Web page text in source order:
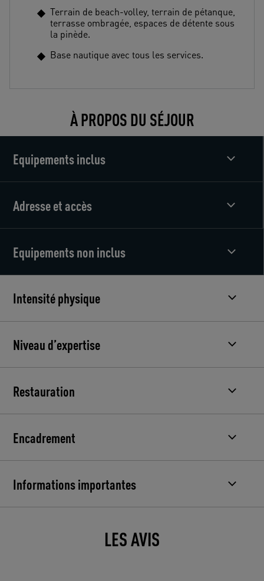
Terrain de beach-volley, terrain de pétanque,
terrasse ombragée, espaces de détente sous
la pinède.
Base nautique avec tous les services.
À PROPOS DU SÉJOUR
Equipements inclus
Adresse et accès
Equipements non inclus
Intensité physique
Niveau d’expertise
Restauration
Encadrement
Informations importantes
LES AVIS